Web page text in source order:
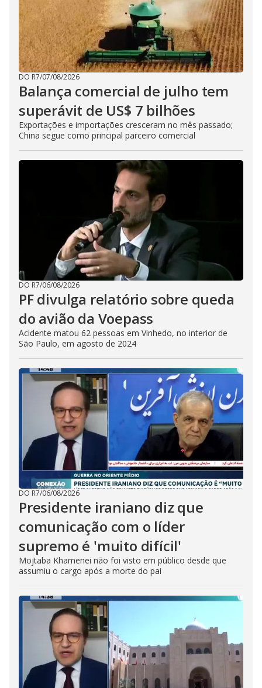
DO R7/07/08/2026
Balança comercial de julho tem
superávit de US$ 7 bilhões
Exportações e importações cresceram no mês passado;
China segue como principal parceiro comercial
DO R7/06/08/2026
PF divulga relatório sobre queda
do avião da Voepass
Acidente matou 62 pessoas em Vinhedo, no interior de
São Paulo, em agosto de 2024
DO R7/06/08/2026
Presidente iraniano diz que
comunicação com o líder
supremo é 'muito difícil'
Mojtaba Khamenei não foi visto em público desde que
assumiu o cargo após a morte do pai